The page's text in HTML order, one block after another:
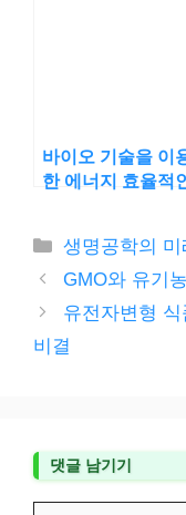
바이오 기술을 이
한 에너지 효율적
카
테
리
생명공학의 미
GMO와 유기
유전자변형
비결
댓글 남기기